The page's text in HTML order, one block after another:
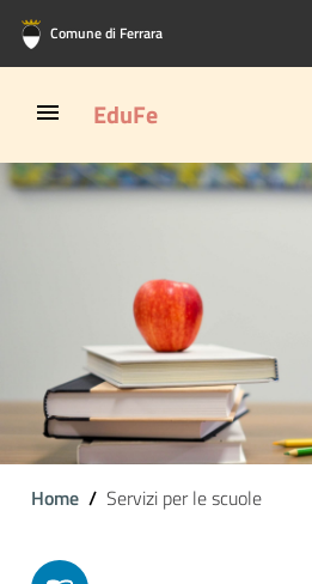
Vai al contenuto principale
Vai al footer
Comune di Ferrara
EduFe
Home Servizi per le scuole